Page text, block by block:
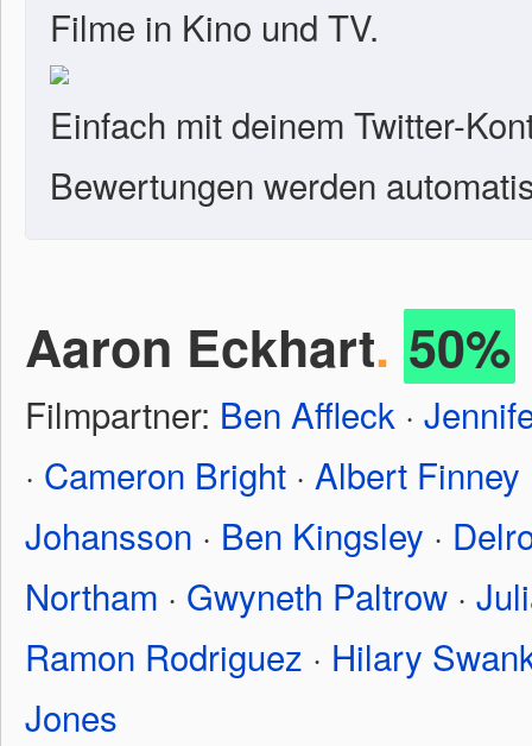
Filme in Kino und TV.
Einfach mit deinem Twitter-
Bewertungen werden
Aaron Eckhart. 50%
Filmpartner: Ben Affleck ·
· Cameron Bright · Albert Finney
Johansson · Ben Kingsley ·
Northam · Gwyneth Paltrow ·
Ramon Rodriguez · Hilary
Jones